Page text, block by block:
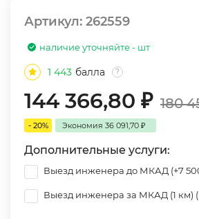
Артикул: 262559
наличие уточняйте - шт
1 443 балла ?
144 366,80 ₽ 180
- 20% Экономия 36 091,70 ₽
Дополнительные услуги:
Выезд инженера до МКАД (+7
Выезд инженера за МКАД (1 км)